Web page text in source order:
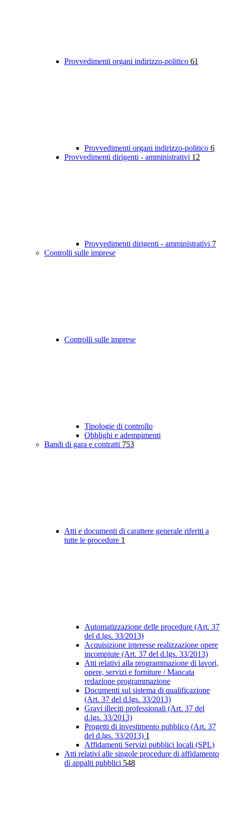
Provvedimenti organi indirizzo-politico 61
Provvedimenti organi indirizzo-politico 6
Provvedimenti dirigenti - amministrativi 12
Provvedimenti dirigenti - amministrativi 7
Controlli sulle imprese
Controlli sulle imprese
Tipologie di controllo
Obblighi e adempimenti
Bandi di gara e contratti 753
Atti e documenti di carattere generale riferiti a
tutte le procedure 1
Automatizzazione delle procedure (Art. 37
del d.lgs. 33/2013)
Acquisizione interesse realizzazione opere
incompiute (Art. 37 del d.lgs. 33/2013)
Atti relativi alla programmazione di lavori,
opere, servizi e forniture / Mancata
redazione programmazione
Documenti sul sistema di qualificazione
(Art. 37 del d.lgs. 33/2013)
Gravi illeciti professionali (Art. 37 del
d.lgs. 33/2013)
Progetti di investimento pubblico (Art. 37
del d.lgs. 33/2013) 1
Affidamenti Servizi pubblici locali (SPL)
Atti relativi alle singole procedure di affidamento
di appalti pubblici 548